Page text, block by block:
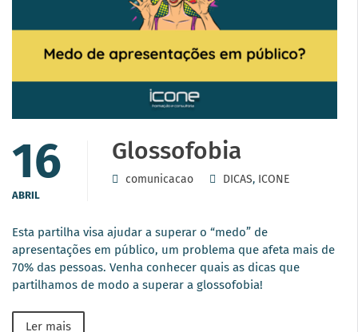
16
ABRIL
Glossofobia
comunicacao DICAS, ICONE
Esta partilha visa ajudar a superar o “medo” de
apresentações em público, um problema que afeta mais de
70% das pessoas. Venha conhecer quais as dicas que
partilhamos de modo a superar a glossofobia!
Ler mais